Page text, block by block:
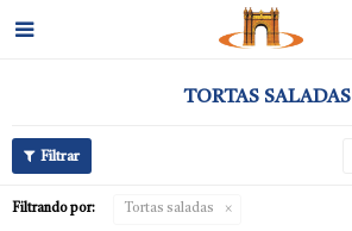

TORTAS SALADAS
Filtrando por: Tortas saladas